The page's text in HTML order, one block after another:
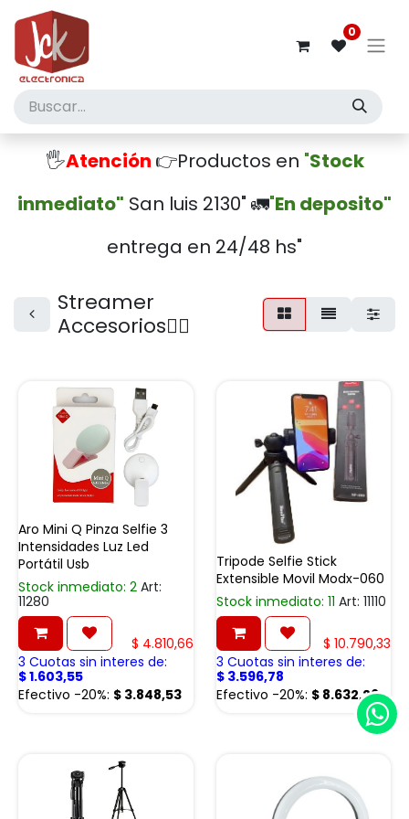
0
🖐️Atención 👉Productos en "Stock
inmediato" San luis 2130" 🚛"En deposito"
entrega en 24/48 hs"
Streamer
Accesorios🤾‍♂️
Aro Mini Q Pinza Selfie 3
Intensidades Luz Led
Portátil Usb
Stock inmediato: 2 Art:
11280
$ 4.810,66
3 Cuotas sin interes de:
$1.603,55
Efectivo -20%: $ 3.848,53
Tripode Selfie Stick
Extensible Movil Modx-060
Stock inmediato: 11 Art: 11110
$ 10.790,33
3 Cuotas sin interes de:
$ 3.596,78
Efectivo -20%: $ 8.632,26